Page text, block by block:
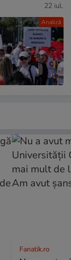
Analiză
22 iul.
Fanatik.ro